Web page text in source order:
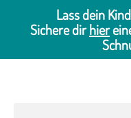
Lass dein
Sichere dirhier